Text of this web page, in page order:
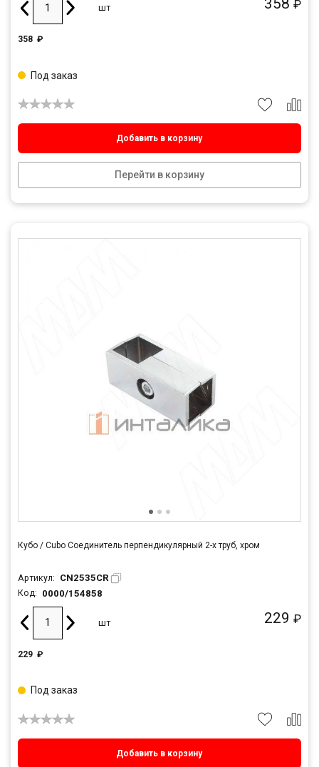
₽
шт
358 ₽
Добавить в корзину
Перейти в корзину
Под заказ
Кубо / Cubo Соединитель перпендикулярный 2-х труб, хром
Артикул: CN2535CR
Код: 0000/154858
229 ₽
шт
229 ₽
Добавить в корзину
Под заказ